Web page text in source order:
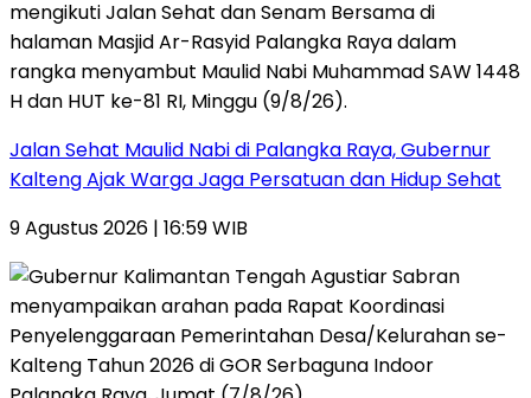
Jalan Sehat Maulid Nabi di Palangka Raya, Gubernur
Kalteng Ajak Warga Jaga Persatuan dan Hidup Sehat
9 Agustus 2026 | 16:59 WIB